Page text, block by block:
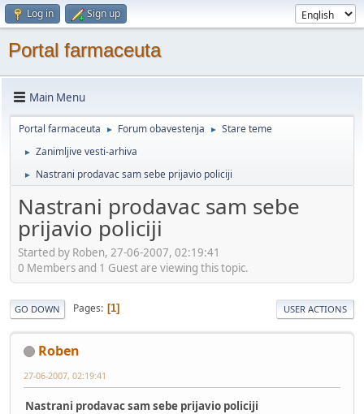
Log in Sign up
Portal farmaceuta
Main Menu
Portal farmaceuta ► Forum obavestenja ► Stare teme
► Zanimljive vesti-arhiva
► Nastrani prodavac sam sebe prijavio policiji
Nastrani prodavac sam sebe
prijavio policiji
Started by Roben, 27-06-2007, 02:19:41
0 Members and 1 Guest are viewing this topic.
GO DOWN Pages 1 USER ACTIONS
Roben
27-06-2007, 02:19:41
Nastrani prodavac sam sebe prijavio policiji